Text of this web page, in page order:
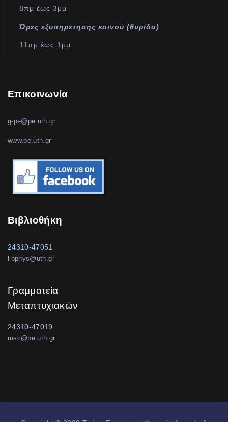
8πμ έως 3μμ
Ώρες εξυπηρέτησης κοινού (θυρίδα)
11πμ έως 1μμ
Επικοινωνία
g-pe@pe.uth.gr
www.pe.uth.gr
Βιβλιοθήκη
24310-47051
libphys@uth.gr
Γραμματεία
Μεταπτυχιακών
24310-47019
msc@pe.uth.gr